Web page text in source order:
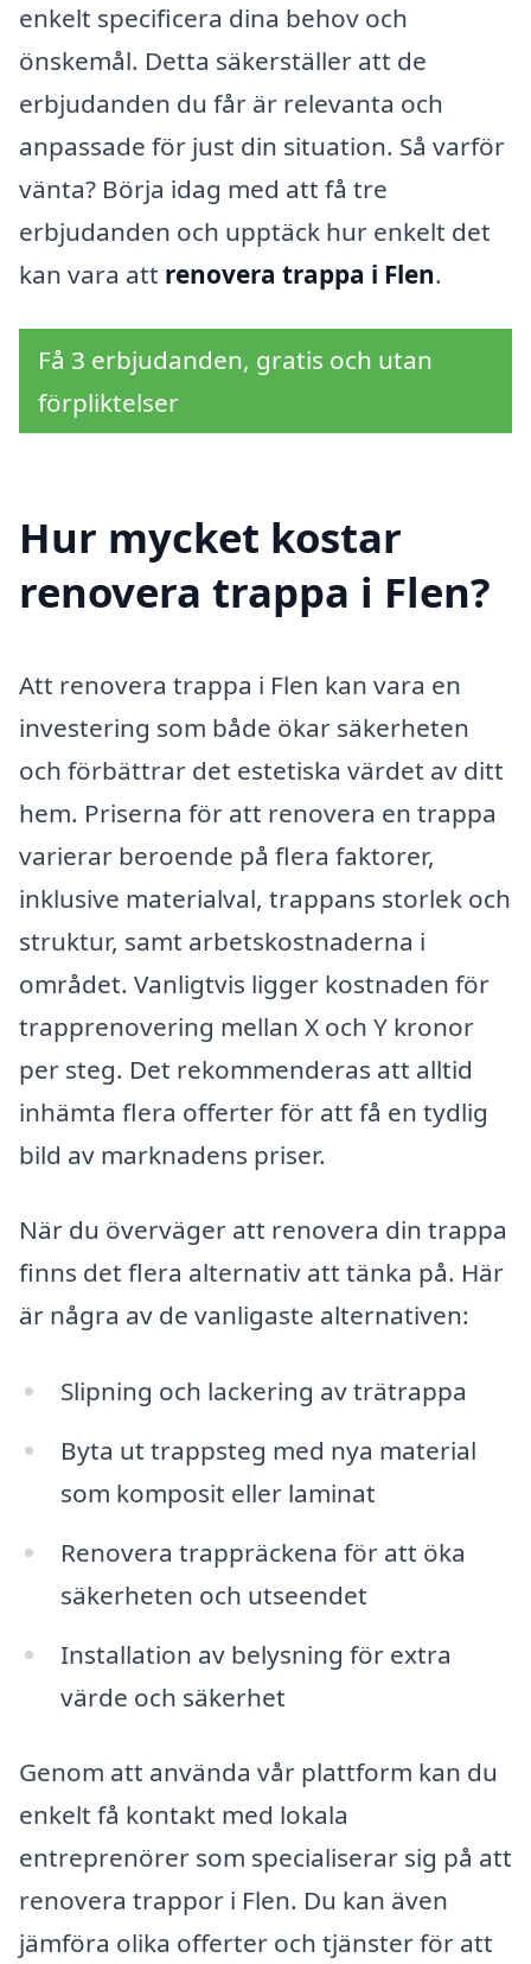
enkelt specificera dina behov och
önskemål. Detta säkerställer att de
erbjudanden du får är relevanta och
anpassade för just din situation. Så varför
vänta? Börja idag med att få tre
erbjudanden och upptäck hur enkelt det
kan vara att renovera trappa i Flen.
Få 3 erbjudanden, gratis och utan
förpliktelser
Hur mycket kostar
renovera trappa i Flen?
Att renovera trappa i Flen kan vara en
investering som både ökar säkerheten
och förbättrar det estetiska värdet av ditt
hem. Priserna för att renovera en trappa
varierar beroende på flera faktorer,
inklusive materialval, trappans storlek och
struktur, samt arbetskostnaderna i
området. Vanligtvis ligger kostnaden för
trapprenovering mellan X och Y kronor
per steg. Det rekommenderas att alltid
inhämta flera offerter för att få en tydlig
bild av marknadens priser.
När du överväger att renovera din trappa
finns det flera alternativ att tänka på. Här
är några av de vanligaste alternativen:
Slipning och lackering av trätrappa
Byta ut trappsteg med nya material
som komposit eller laminat
Renovera trappräckena för att öka
säkerheten och utseendet
Installation av belysning för extra
värde och säkerhet
Genom att använda vår plattform kan du
enkelt få kontakt med lokala
entreprenörer som specialiserar sig på att
renovera trappor i Flen. Du kan även
jämföra olika offerter och tjänster för att